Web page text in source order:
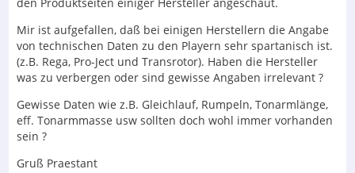
Mir ist aufgefallen, daß bei einigen Herstellern die Angabe
von technischen Daten zu den Playern sehr spartanisch ist.
(z.B. Rega, Pro-Ject und Transrotor). Haben die Hersteller
was zu verbergen oder sind gewisse Angaben irrelevant ?
Gewisse Daten wie z.B. Gleichlauf, Rumpeln, Tonarmlänge,
eff. Tonarmmasse usw sollten doch wohl immer vorhanden
sein ?
Gruß Praestant